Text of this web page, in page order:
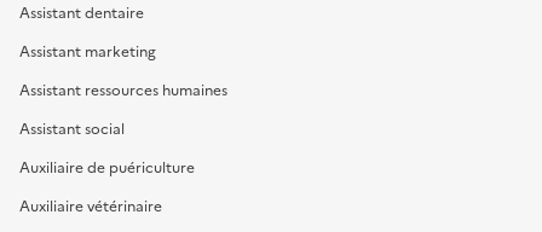
Assistant dentaire
Assistant marketing
Assistant ressources humaines
Assistant social
Auxiliaire de puériculture
Auxiliaire vétérinaire